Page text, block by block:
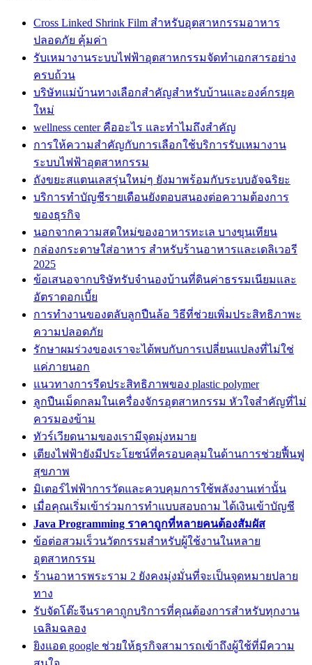
Cross Linked Shrink Film สำหรับอุตสาหกรรมอาหาร
ปลอดภัย คุ้มค่า
รับเหมางานระบบไฟฟ้าอุตสาหกรรมจัดทำเอกสารอย่าง
ครบถ้วน
บริษัทแม่บ้านทางเลือกสำคัญสำหรับบ้านและองค์กรยุค
ใหม่
wellness center คืออะไร และทำไมถึงสำคัญ
การให้ความสำคัญกับการเลือกใช้บริการรับเหมางาน
ระบบไฟฟ้าอุตสาหกรรม
ถังขยะสแตนเลสรุ่นใหม่ๆ ยังมาพร้อมกับระบบอัจฉริยะ
บริการทำบัญชีรายเดือนยังตอบสนองต่อความต้องการ
ของธุรกิจ
นอกจากความสดใหม่ของอาหารทะเล บางขุนเทียน
กล่องกระดาษใส่อาหาร สำหรับร้านอาหารและเดลิเวอรี
2025
ข้อเสนอจากบริษัทรับจำนองบ้านที่ดินค่าธรรมเนียมและ
อัตราดอกเบี้ย
การทำงานของตลับลูกปืนล้อ วิธีที่ช่วยเพิ่มประสิทธิภาพะ
ความปลอดภัย
รักษาผมร่วงของเราจะได้พบกับการเปลี่ยนแปลงที่ไม่ใช่
แค่ภายนอก
แนวทางการรีดประสิทธิภาพของ plastic polymer
ลูกปืนเม็ดกลมในเครื่องจักรอุตสาหกรรม หัวใจสำคัญที่ไม่
ควรมองข้าม
ทัวร์เวียดนามของเรามีจุดมุ่งหมาย
เตียงไฟฟ้ายังมีประโยชน์ที่ครอบคลุมในด้านการช่วยฟื้นฟู
สุขภาพ
มิเตอร์ไฟฟ้าการวัดและควบคุมการใช้พลังงานเท่านั้น
เมื่อคุณเริ่มเข้าร่วมการทำแบบสอบถาม ได้เงินเข้าบัญชี
Java Programming ราคาถูกที่หลายคนต้องสัมผัส
ข้อต่อสวมเร็วนวัตกรรมสำหรับผู้ใช้งานในหลาย
อุตสาหกรรม
ร้านอาหารพระราม 2 ยังคงมุ่งมั่นที่จะเป็นจุดหมายปลาย
ทาง
รับจัดโต๊ะจีนราคาถูกบริการที่คุณต้องการสำหรับทุกงาน
เฉลิมฉลอง
ยิงแอด google ช่วยให้ธุรกิจสามารถเข้าถึงผู้ใช้ที่มีความ